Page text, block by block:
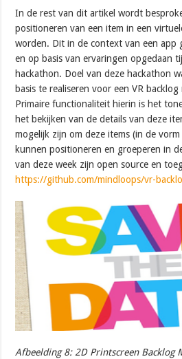
In de rest van dit artikel wordt
positioneren van een item in een
worden. Dit in de context van een app
en op basis van ervaringen opgedaan
hackathon. Doel van deze hackathon
basis te realiseren voor een VR
Primaire functionaliteit hierin is het
het bekijken van de details van deze
mogelijk zijn om deze items (in de
kunnen positioneren en groeperen in
van deze week zijn open source en
https://github.com/mindloops/vr-
Afbeelding 8: 2D Printscreen Backlog